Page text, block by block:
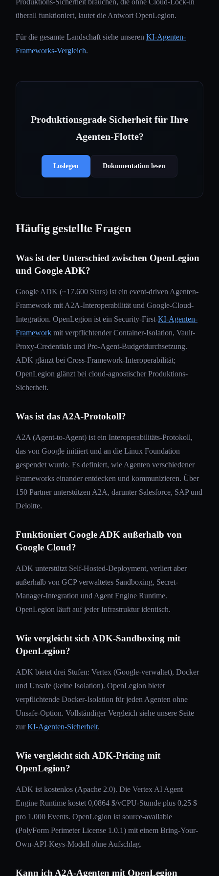
Produktions-Sicherheit brauchen, die ohne Cloud-Lock-in
überall funktioniert, lautet die Antwort OpenLegion.
Für die gesamte Landschaft siehe unseren KI-Agenten-
Frameworks-Vergleich.
Produktionsgrade Sicherheit für Ihre
Agenten-Flotte?
Loslegen Dokumentation lesen
Häufig gestellte Fragen
Was ist der Unterschied zwischen OpenLegion
und Google ADK?
Google ADK (~17.600 Stars) ist ein event-driven Agenten-
Framework mit A2A-Interoperabilität und Google-Cloud-
Integration. OpenLegion ist ein Security-First-KI-Agenten-
Framework mit verpflichtender Container-Isolation, Vault-
Proxy-Credentials und Pro-Agent-Budgetdurchsetzung.
ADK glänzt bei Cross-Framework-Interoperabilität;
OpenLegion glänzt bei cloud-agnostischer Produktions-
Sicherheit.
Was ist das A2A-Protokoll?
A2A (Agent-to-Agent) ist ein Interoperabilitäts-Protokoll,
das von Google initiiert und an die Linux Foundation
gespendet wurde. Es definiert, wie Agenten verschiedener
Frameworks einander entdecken und kommunizieren. Über
150 Partner unterstützen A2A, darunter Salesforce, SAP und
Deloitte.
Funktioniert Google ADK außerhalb von
Google Cloud?
ADK unterstützt Self-Hosted-Deployment, verliert aber
außerhalb von GCP verwaltetes Sandboxing, Secret-
Manager-Integration und Agent Engine Runtime.
OpenLegion läuft auf jeder Infrastruktur identisch.
Wie vergleicht sich ADK-Sandboxing mit
OpenLegion?
ADK bietet drei Stufen: Vertex (Google-verwaltet), Docker
und Unsafe (keine Isolation). OpenLegion bietet
verpflichtende Docker-Isolation für jeden Agenten ohne
Unsafe-Option. Vollständiger Vergleich siehe unsere Seite
zurKI-Agenten-Sicherheit.
Wie vergleicht sich ADK-Pricing mit
OpenLegion?
ADK ist kostenlos (Apache 2.0). Die Vertex AI Agent
Engine Runtime kostet 0,0864 $/vCPU-Stunde plus 0,25 $
pro 1.000 Events. OpenLegion ist source-available
(PolyForm Perimeter License 1.0.1) mit einem Bring-Your-
Own-API-Keys-Modell ohne Aufschlag.
Kann ich A2A-Agenten mit OpenLegion